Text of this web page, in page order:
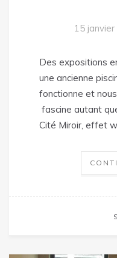
15
Des expositions
une ancienne
fonctionne et
fascine autant
Cité Miroir, effet